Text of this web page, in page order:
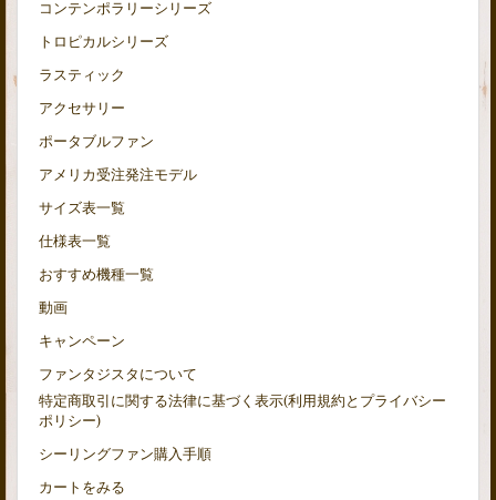
コンテンポラリーシリーズ
トロピカルシリーズ
ラスティック
アクセサリー
ポータブルファン
アメリカ受注発注モデル
サイズ表一覧
仕様表一覧
おすすめ機種一覧
動画
キャンペーン
ファンタジスタについて
特定商取引に関する法律に基づく表示(利用規約とプライバシー
ポリシー)
シーリングファン購入手順
カートをみる